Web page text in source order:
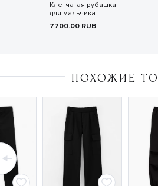
Клетчатая рубашка
для мальчика
7700.00 RUB
ПОХОЖИЕ